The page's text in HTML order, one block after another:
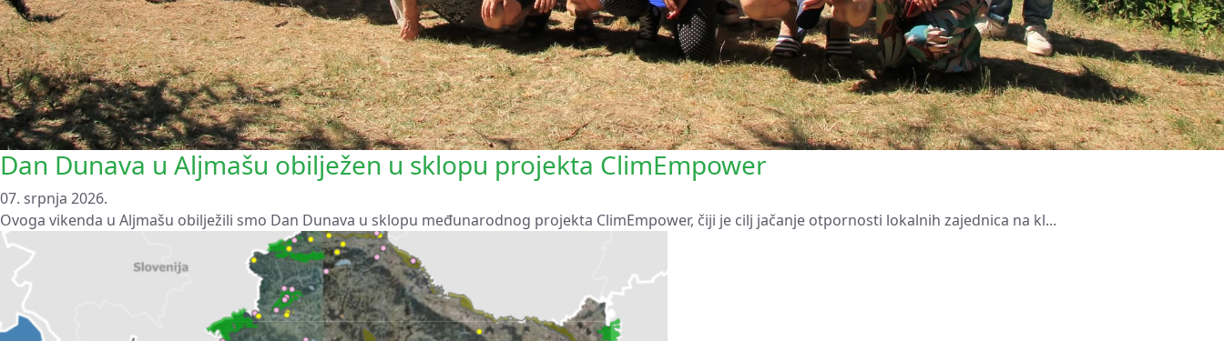
Dan Dunava u Aljmašu obilježen u sklopu projekta ClimEmpower
07. srpnja 2026.
Ovoga vikenda u Aljmašu obilježili smo Dan Dunava u sklopu međunarodnog projekta ClimEmpower, čiji je cilj jačanje otpornosti lokalnih zajednica na kl...